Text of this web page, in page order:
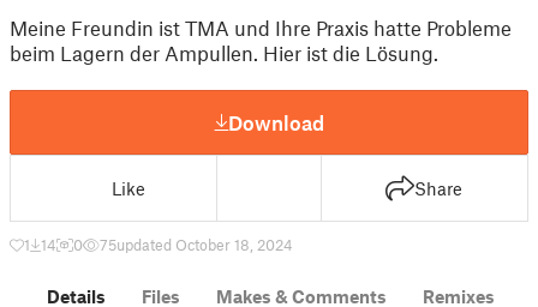
Meine Freundin ist TMA und Ihre Praxis hatte Probleme
beim Lagern der Ampullen. Hier ist die Lösung.
Download
Like Share
1 14 0 75updated October 18, 2024
Details Files Makes & Comments Remixes